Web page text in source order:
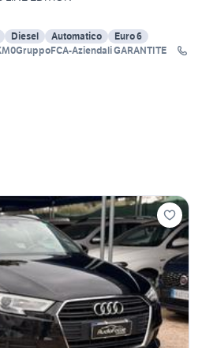
Diesel Automatico
Euro 6
KM0GruppoFCA-Aziendali GARANTITE